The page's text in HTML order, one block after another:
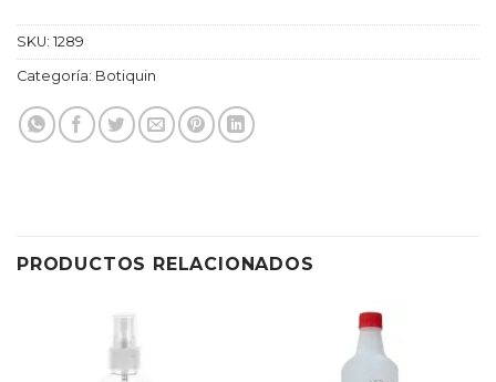
SKU: 1289
Categoría: Botiquin
PRODUCTOS RELACIONADOS